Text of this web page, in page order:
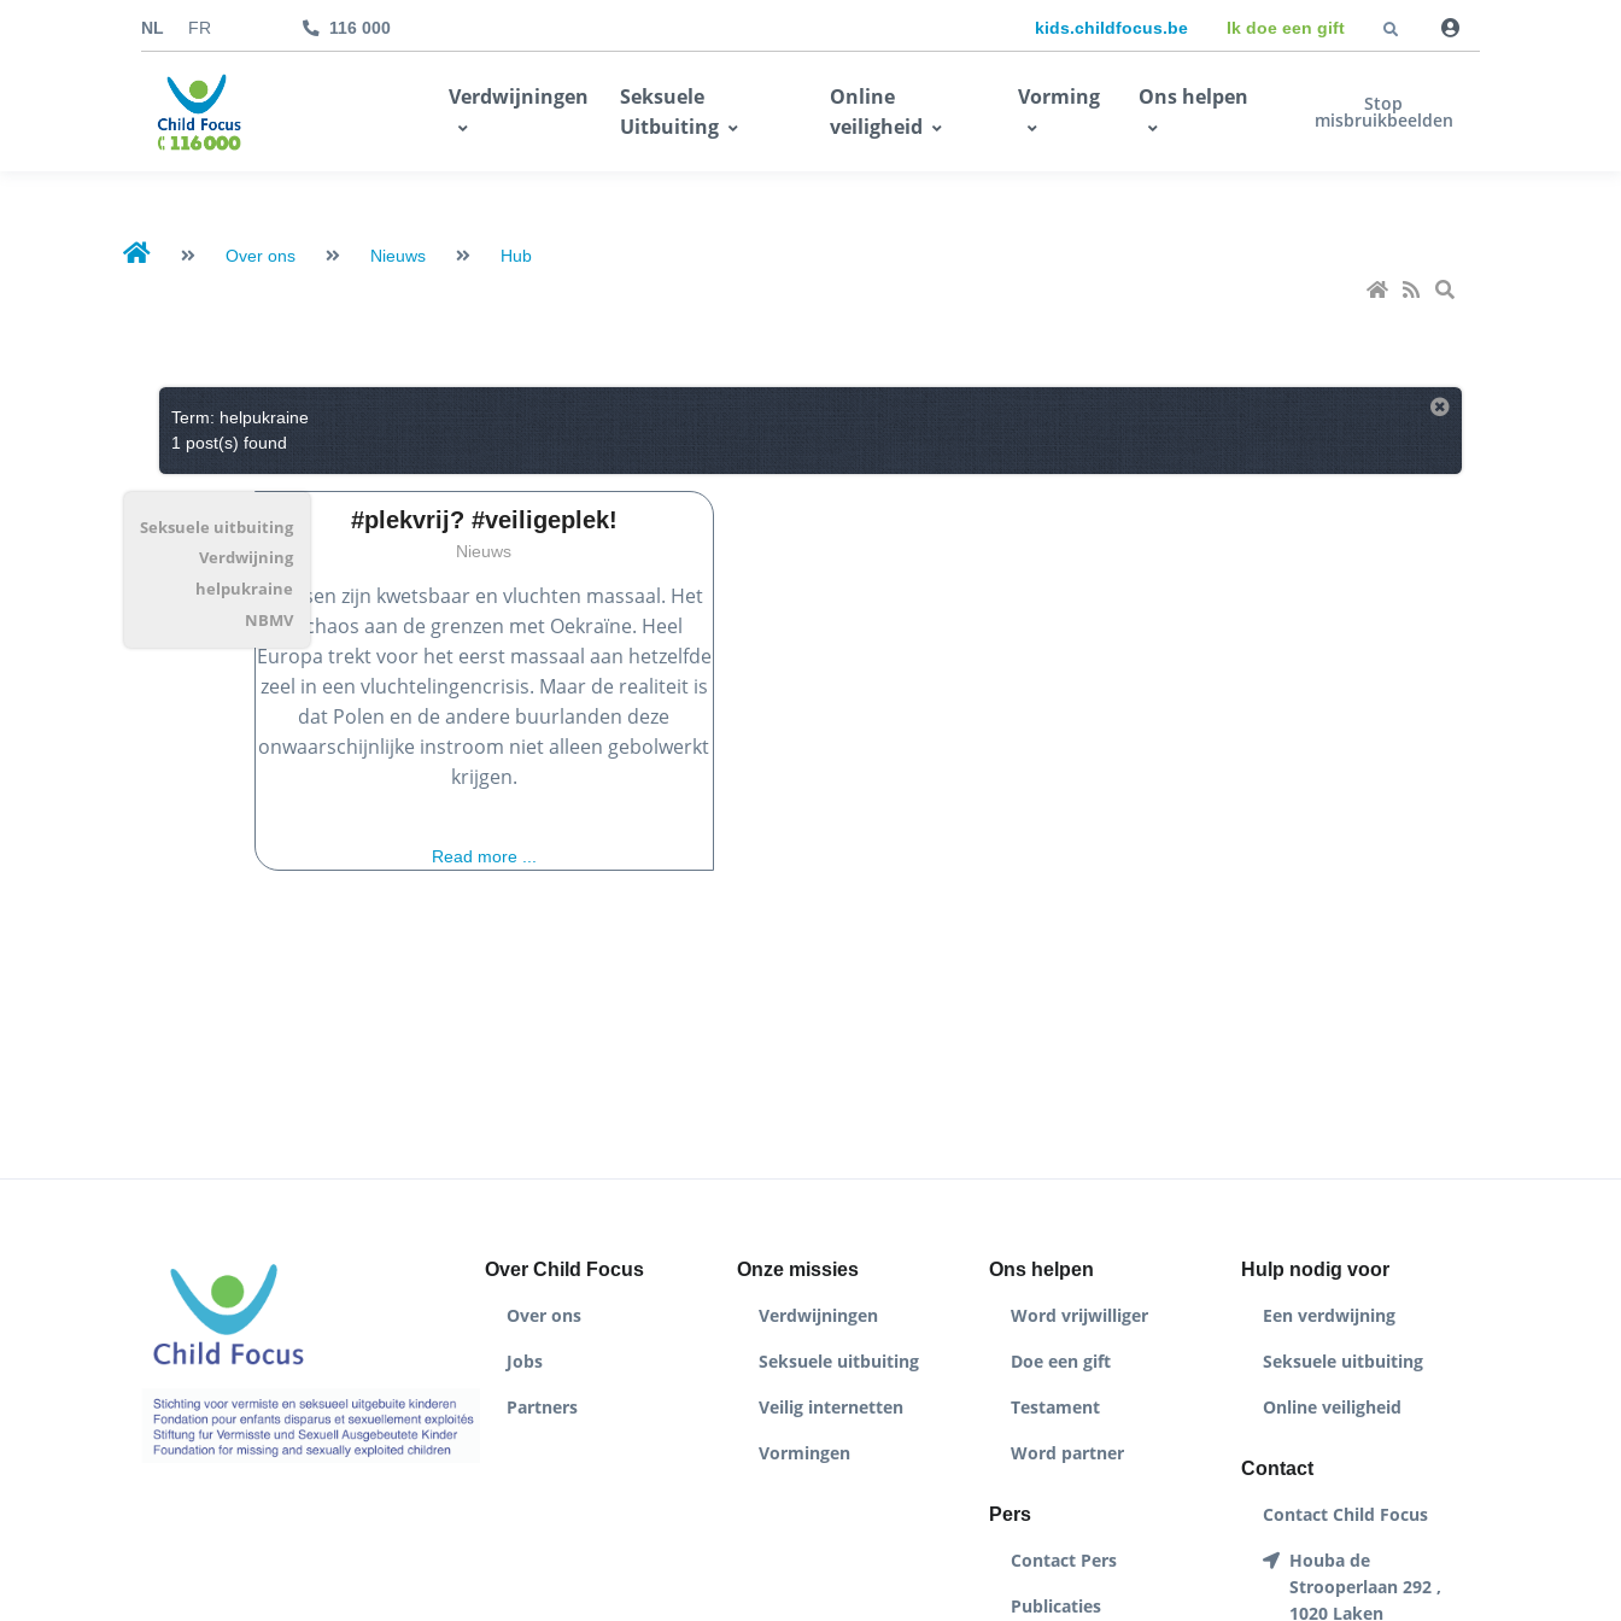
NL FR 116 000 kids.childfocus.be Ik doe een gift
Verdwijningen
Seksuele
Uitbuiting
Online
veiligheid
Vorming Ons helpen Stop
misbruikbeelden
Over ons Nieuws Hub
Term: helpukraine
1 post(s) found
#plekvrij? #veiligeplek!
Nieuws
Seksuele uitbuiting
Verdwijning
helpukraine
NBMV
Mensen zijn kwetsbaar en vluchten massaal. Het
is chaos aan de grenzen met Oekraïne. Heel
Europa trekt voor het eerst massaal aan hetzelfde
zeel in een vluchtelingencrisis. Maar de realiteit is
dat Polen en de andere buurlanden deze
onwaarschijnlijke instroom niet alleen gebolwerkt
krijgen.
Read more ...
Over Child Focus
Over ons
Jobs
Partners
Onze missies
Verdwijningen
Seksuele uitbuiting
Veilig internetten
Vormingen
Ons helpen
Word vrijwilliger
Doe een gift
Testament
Word partner
Pers
Contact Pers
Publicaties
Hulp nodig voor
Een verdwijning
Seksuele uitbuiting
Online veiligheid
Contact
Contact Child Focus
Houba de
Strooperlaan 292 ,
1020 Laken